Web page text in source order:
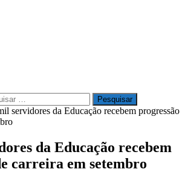
servidores da Educação recebem progressão
da Educação recebem
carreira em setembro